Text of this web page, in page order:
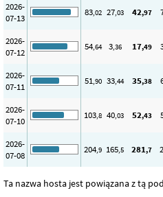
2026-
07-13
83,02 27,03 42,97
2026-
07-12
54,64 3,36 17,49
2026-
07-11
51,90 33,44 35,38
2026-
07-10
103,8 40,03 52,43
2026-
07-08
204,9 165,5 281,7
Ta nazwa hosta jest powiązana z tą